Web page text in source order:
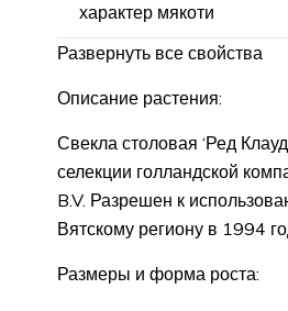
характер мякоти
Развернуть все свойства
Описание растения:
Свекла столовая ‘Ред
селекции голландской
B.V. Разрешен к
Вятскому региону в 1994
Размеры и форма роста: